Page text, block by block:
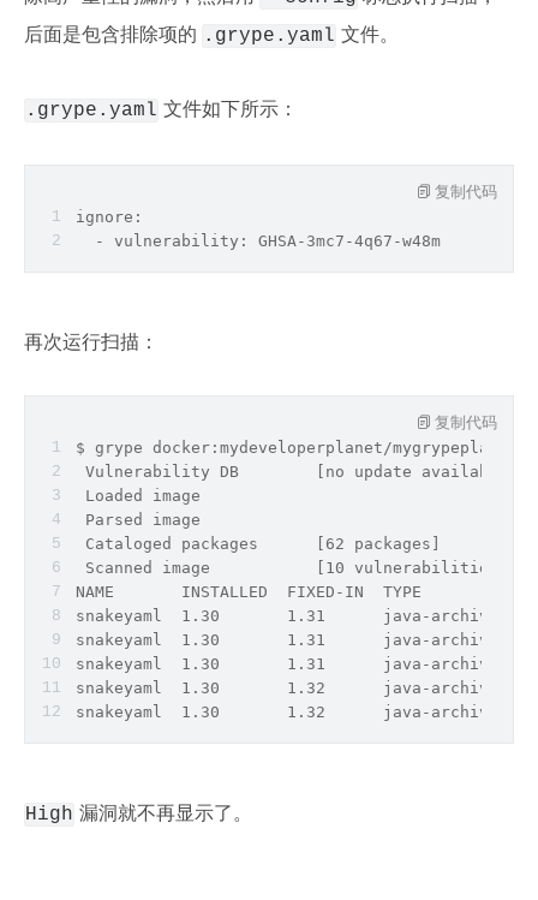
后面是包含排除项的 .grype.yaml 文件。
.grype.yaml 文件如下所示：
ignore:
  - vulnerability: GHSA-3mc7-4q67-w48m
复制代码
再次运行扫描：
$ grype docker:mydeveloperplanet/mygrypeplanet:
Vulnerability DB        [no update available]
Loaded image
Parsed image
Cataloged packages      [62 packages]
Scanned image           [10 vulnerabilities]
NAME       INSTALLED  FIXED-IN  TYPE
snakeyaml  1.30       1.31      java-archive
snakeyaml  1.30       1.31      java-archive
snakeyaml  1.30       1.31      java-archive
snakeyaml  1.30       1.32      java-archive
snakeyaml  1.30       1.32      java-archive
复制代码
High 漏洞就不再显示了。